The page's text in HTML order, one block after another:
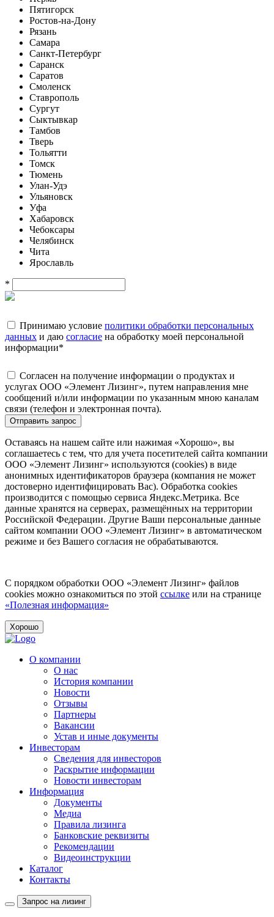
Пятигорск
Ростов-на-Дону
Рязань
Самара
Санкт-Петербург
Саранск
Саратов
Смоленск
Ставрополь
Сургут
Сыктывкар
Тамбов
Тверь
Тольятти
Томск
Тюмень
Улан-Удэ
Ульяновск
Уфа
Хабаровск
Чебоксары
Челябинск
Чита
Ярославль
*
Принимаю условие политики обработки персональных
данных и даю согласие на обработку моей персональной
информации*
Согласен на получение информации о продуктах и
услугах ООО «Элемент Лизинг», путем направления мне
сообщений и/или информации по указанным мною каналам
связи (телефон и электронная почта).
Отправить запрос
Оставаясь на нашем сайте или нажимая «Хорошо», вы
соглашаетесь с тем, что для учета посетителей сайта компании
ООО «Элемент Лизинг» используются (cookies) в виде
анонимных идентификаторов браузера (компания не может
достоверно идентифицировать Вас). Обработка cookies
производится с помощью сервиса Яндекс.Метрика. Все
данные хранятся на серверах, размещённых на территории
Российской Федерации. Другие Ваши персональные данные
сайтом компании ООО «Элемент Лизинг» в автоматическом
режиме и без Вашего согласия не обрабатываются.
С порядком обработки ООО «Элемент Лизинг» файлов
cookies можно ознакомиться по этой ссылке или на странице
«Полезная информация»
Хорошо
О компании
О нас
История компании
Новости
Отзывы
Партнеры
Вакансии
Устав и иные документы
Инвесторам
Сведения для инвесторов
Раскрытие информации
Новости инвесторам
Информация
Документы
Медиа
Правила лизинга
Банковские реквизиты
Рекомендации
Видеоинструкции
Каталог
Контакты
Запрос на лизинг